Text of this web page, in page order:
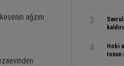
ağzını
3
4
Hobi
tonun